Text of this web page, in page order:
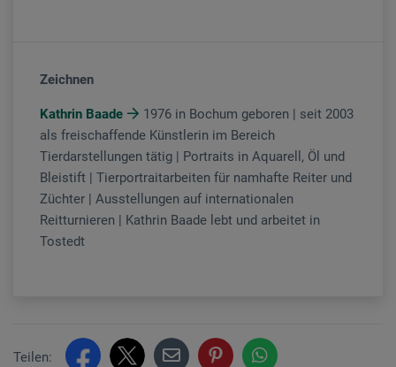
Zeichnen
Kathrin Baade
1976 in Bochum geboren | seit 2003
als freischaffende Künstlerin im Bereich
Tierdarstellungen tätig | Portraits in Aquarell, Öl und
Bleistift | Tierportraitarbeiten für namhafte Reiter und
Züchter | Ausstellungen auf internationalen
Reitturnieren | Kathrin Baade lebt und arbeitet in
Tostedt
Teilen: